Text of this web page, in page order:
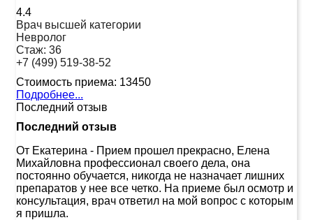
4.4
Врач высшей категории
Невролог
Стаж: 36
+7 (499) 519-38-52
Стоимость приема: 13450
Подробнее...
Последний отзыв
Последний отзыв
От Екатерина - Прием прошел прекрасно, Елена
Михайловна профессионал своего дела, она
постоянно обучается, никогда не назначает лишних
препаратов у нее все четко. На приеме был осмотр и
консультация, врач ответил на мой вопрос с которым
я пришла.